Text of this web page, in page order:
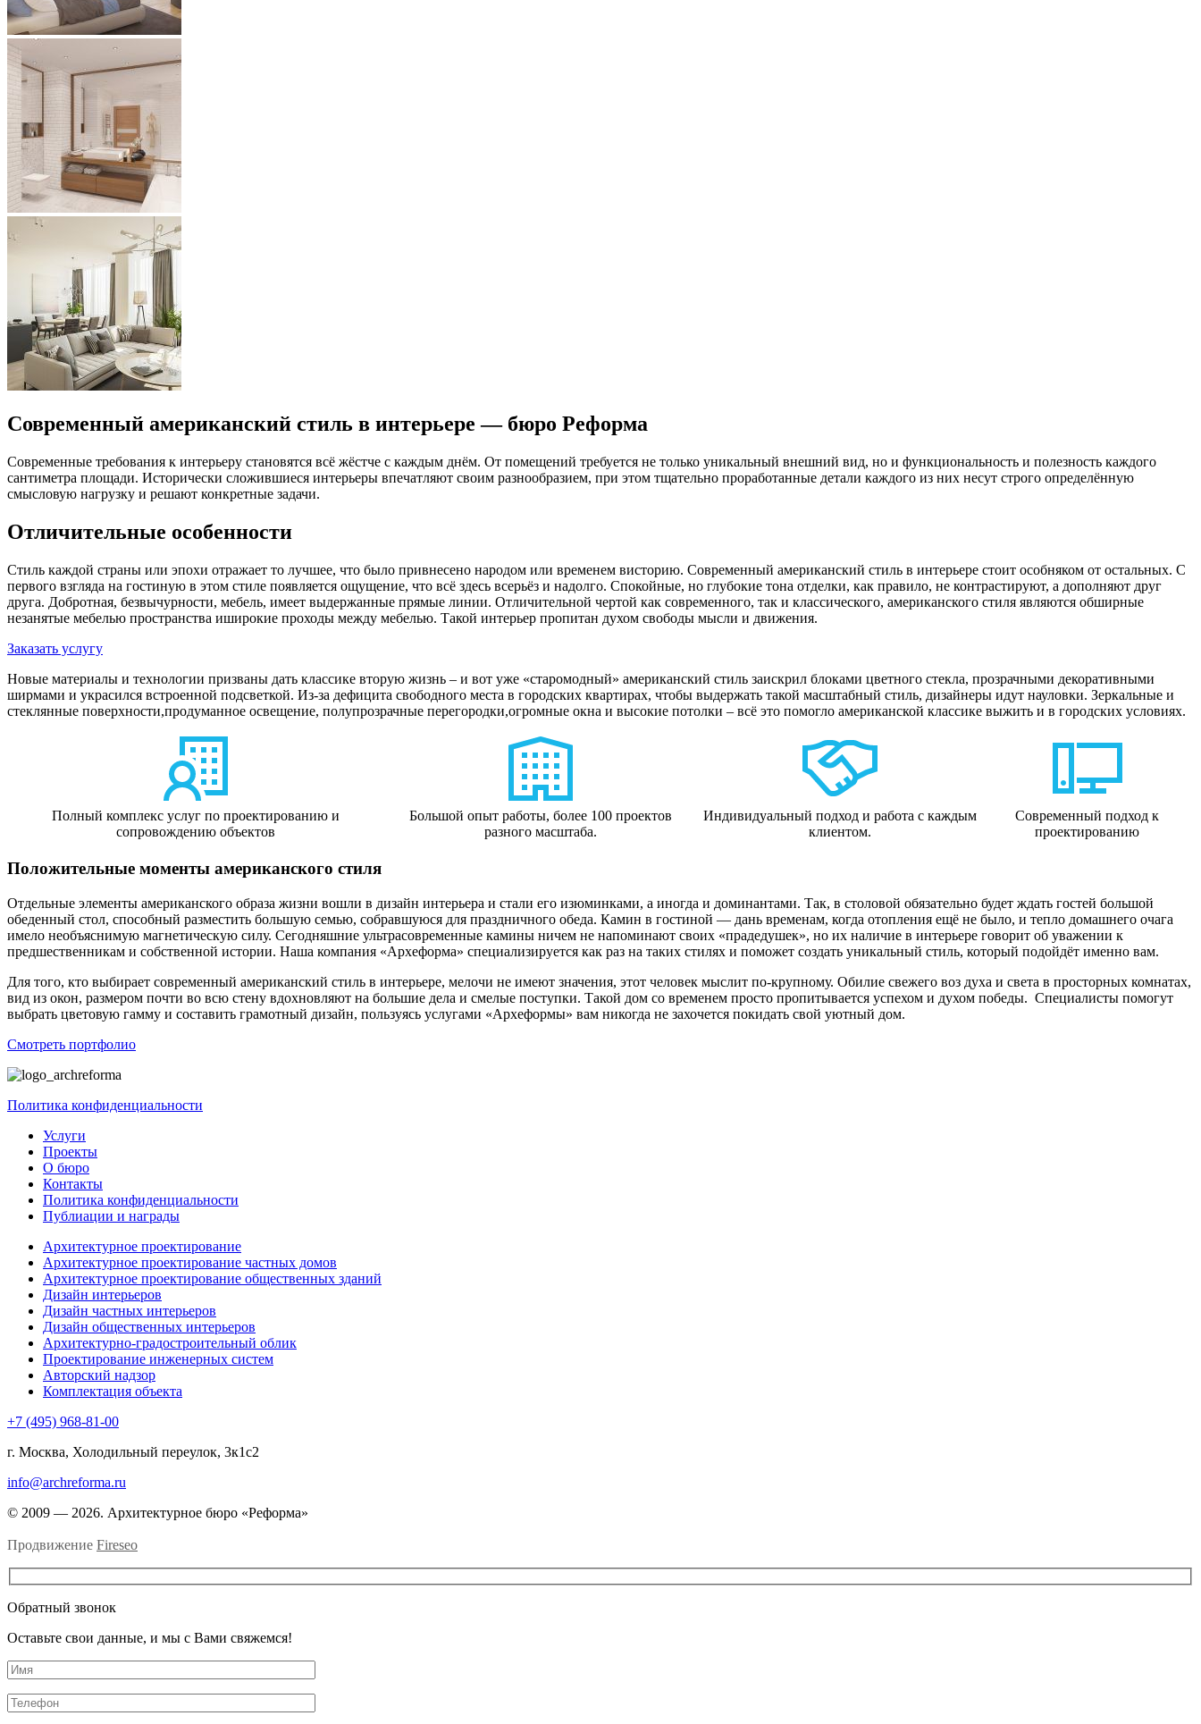
Современный американский стиль в интерьере — бюро Реформа
Современные требования к интерьеру становятся всё жёстче с каждым днём. От помещений требуется не только уникальный внешний вид, но и функциональность и полезность каждого
сантиметра площади. Исторически сложившиеся интерьеры впечатляют своим разнообразием, при этом тщательно проработанные детали каждого из них несут строго определённую
смысловую нагрузку и решают конкретные задачи.
Отличительные особенности
Стиль каждой страны или эпохи отражает то лучшее, что было привнесено народом или временем висторию. Современный американский стиль в интерьере стоит особняком от остальных. С
первого взгляда на гостиную в этом стиле появляется ощущение, что всё здесь всерьёз и надолго. Спокойные, но глубокие тона отделки, как правило, не контрастируют, а дополняют друг
друга. Добротная, безвычурности, мебель, имеет выдержанные прямые линии. Отличительной чертой как современного, так и классического, американского стиля являются обширные
незанятые мебелью пространства иширокие проходы между мебелью. Такой интерьер пропитан духом свободы мысли и движения.
Заказать услугу
Новые материалы и технологии призваны дать классике вторую жизнь – и вот уже «старомодный» американский стиль заискрил блоками цветного стекла, прозрачными декоративными
ширмами и украсился встроенной подсветкой. Из-за дефицита свободного места в городских квартирах, чтобы выдержать такой масштабный стиль, дизайнеры идут науловки. Зеркальные и
стеклянные поверхности,продуманное освещение, полупрозрачные перегородки,огромные окна и высокие потолки – всё это помогло американской классике выжить и в городских условиях.
Полный комплекс услуг по проектированию и
сопровождению объектов
Большой опыт работы, более 100 проектов
разного масштаба.
Индивидуальный подход и работа с каждым
клиентом.
Современный подход к
проектированию
Положительные моменты американского стиля
Отдельные элементы американского образа жизни вошли в дизайн интерьера и стали его изюминками, а иногда и доминантами. Так, в столовой обязательно будет ждать гостей большой
обеденный стол, способный разместить большую семью, собравшуюся для праздничного обеда. Камин в гостиной — дань временам, когда отопления ещё не было, и тепло домашнего очага
имело необъяснимую магнетическую силу. Сегодняшние ультрасовременные камины ничем не напоминают своих «прадедушек», но их наличие в интерьере говорит об уважении к
предшественникам и собственной истории. Наша компания «Археформа» специализируется как раз на таких стилях и поможет создать уникальный стиль, который подойдёт именно вам.
Для того, кто выбирает современный американский стиль в интерьере, мелочи не имеют значения, этот человек мыслит по-крупному. Обилие свежего воз духа и света в просторных комнатах,
вид из окон, размером почти во всю стену вдохновляют на большие дела и смелые поступки. Такой дом со временем просто пропитывается успехом и духом победы. Специалисты помогут
выбрать цветовую гамму и составить грамотный дизайн, пользуясь услугами «Археформы» вам никогда не захочется покидать свой уютный дом.
Смотреть портфолио
Политика конфиденциальности
Услуги
Проекты
О бюро
Контакты
Политика конфиденциальности
Публиации и награды
Архитектурное проектирование
Архитектурное проектирование частных домов
Архитектурное проектирование общественных зданий
Дизайн интерьеров
Дизайн частных интерьеров
Дизайн общественных интерьеров
Архитектурно-градостроительный облик
Проектирование инженерных систем
Авторский надзор
Комплектация объекта
+7 (495) 968-81-00
г. Москва, Холодильный переулок, 3к1с2
info@archreforma.ru
© 2009 — 2026. Архитектурное бюро «Реформа»
Продвижение Fireseo
Обратный звонок
Оставьте свои данные, и мы с Вами свяжемся!